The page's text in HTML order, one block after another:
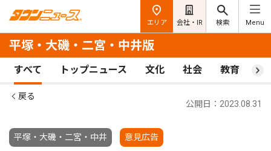
エリア 会社・IR 検索 Menu
平塚・大磯・二宮・中井版
すべて トップニュース 文化 社会 教育 ス
戻る
平塚・大磯・二宮・中井 意見広告
公開日：2023.08.31